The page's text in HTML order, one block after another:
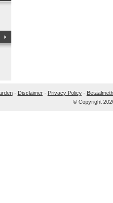
- Disclaimer- Privacy Policy-
© Copyright